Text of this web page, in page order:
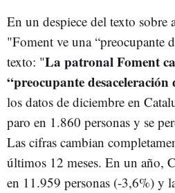
En un despiece del texto sobre
"Foment ve una “preocupante
texto: "La patronal Foment
“preocupante
los datos de diciembre en
paro en 1.860 personas y se
Las cifras cambian
últimos 12 meses. En un año,
en 11.959 personas (-3,6%) y